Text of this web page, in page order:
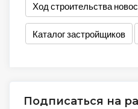
Ход строительства
Каталог застройщиков
Подписаться на